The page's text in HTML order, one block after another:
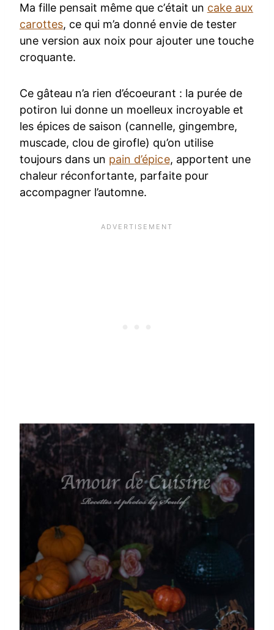
Ma fille pensait même que c’était un cake aux
carottes, ce qui m’a donné envie de tester
une version aux noix pour ajouter une touche
croquante.
Ce gâteau n’a rien d’écoeurant : la purée de
potiron lui donne un moelleux incroyable et
les épices de saison (cannelle, gingembre,
muscade, clou de girofle) qu’on utilise
toujours dans un pain d’épice, apportent une
chaleur réconfortante, parfaite pour
accompagner l’automne.